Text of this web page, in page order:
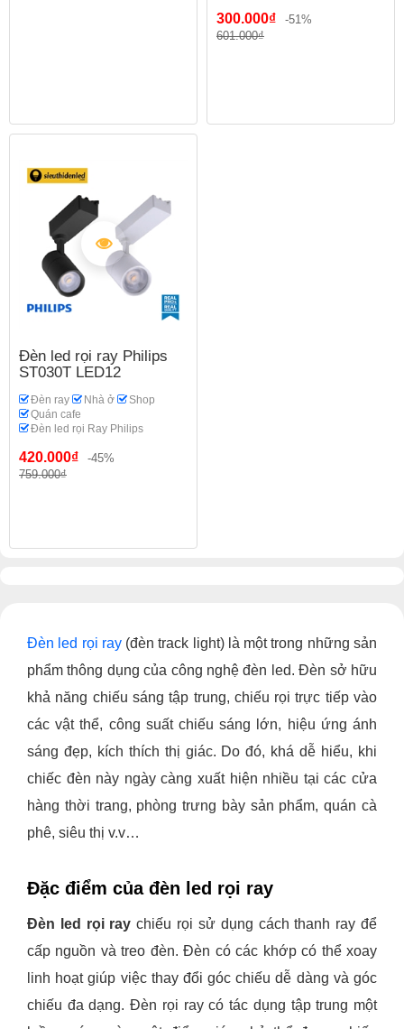
300.000₫
-51%
601.000₫
Đèn led rọi ray Philips
ST030T LED12
Đèn ray Nhà ở
Shop
Quán cafe
Đèn led rọi Ray Philips
420.000₫
-45%
759.000₫
Đèn led rọi ray(đèn track light) là một trong những sản
phẩm thông dụng của công nghệ đèn led. Đèn sở hữu
khả năng chiếu sáng tập trung, chiếu rọi trực tiếp vào
các vật thể, công suất chiếu sáng lớn, hiệu ứng ánh
sáng đẹp, kích thích thị giác. Do đó, khá dễ hiểu, khi
chiếc đèn này ngày càng xuất hiện nhiều tại các cửa
hàng thời trang, phòng trưng bày sản phẩm, quán cà
phê, siêu thị v.v…
Đặc điểm của đèn led rọi ray
Đèn led rọi ray chiếu rọi sử dụng cách thanh ray để
cấp nguồn và treo đèn. Đèn có các khớp có thể xoay
linh hoạt giúp việc thay đổi góc chiếu dễ dàng và góc
chiếu đa dạng. Đèn rọi ray có tác dụng tập trung một